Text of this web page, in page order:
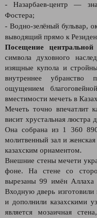
- Назарбаев-центр —
Фостера;
- Водно-зелёный бульвар,
выводящий прямо к
Посещение
символа духовного
изящные купола и
внутреннее убранство
ощущением
вместимости мечеть в
Мечеть точно впечатлит
висит хрустальная
Она собрана из 1 360
молитвенный зал и
казахским орнаментом.
Внешние стены мечети
фоне. На стене со
вырезаны 99 имён
Входную дверь
и дополнили казахскими
является мозаичная